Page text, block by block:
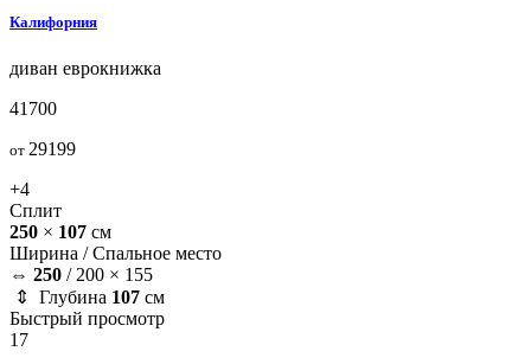
Калифорния
диван еврокнижка
41700
от 29199
+4
Сплит
250 × 107 см
Ширина /Спальное место
⇔ 250 / 200 × 155
⇕ Глубина 107 см
Быстрый просмотр
17